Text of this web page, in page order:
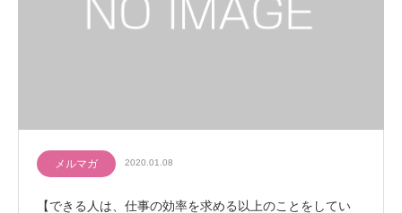
メルマガ 2020.01.08
【できる人は、仕事の効率を求める以上のことをしてい